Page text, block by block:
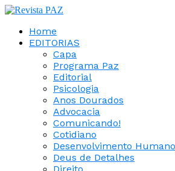
Home
EDITORIAS
Capa
Programa Paz
Editorial
Psicologia
Anos Dourados
Advocacia
Comunicando!
Cotidiano
Desenvolvimento Humano
Deus de Detalhes